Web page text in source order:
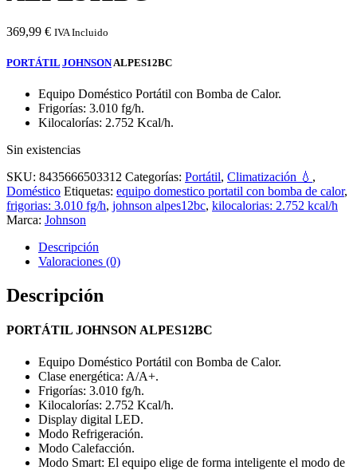
369,99 € IVA Incluido
PORTÁTIL JOHNSONALPES12BC
Equipo Doméstico Portátil con Bomba de Calor.
Frigorías: 3.010 fg/h.
Kilocalorías: 2.752 Kcal/h.
Sin existencias
SKU: 8435666503312 Categorías: Portátil, Climatización 💧 ,
Doméstico Etiquetas: equipo domestico portatil con bomba de calor,
frigorias: 3.010 fg/h, johnson alpes12bc, kilocalorias: 2.752 kcal/h
Marca: Johnson
Descripción
Valoraciones (0)
Descripción
PORTÁTIL JOHNSON ALPES12BC
Equipo Doméstico Portátil con Bomba de Calor.
Clase energética: A/A+.
Frigorías: 3.010 fg/h.
Kilocalorías: 2.752 Kcal/h.
Display digital LED.
Modo Refrigeración.
Modo Calefacción.
Modo Smart: El equipo elige de forma inteligente el modo de